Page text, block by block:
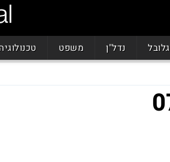
גלובל נדל"ן משפט טכנולוגיה